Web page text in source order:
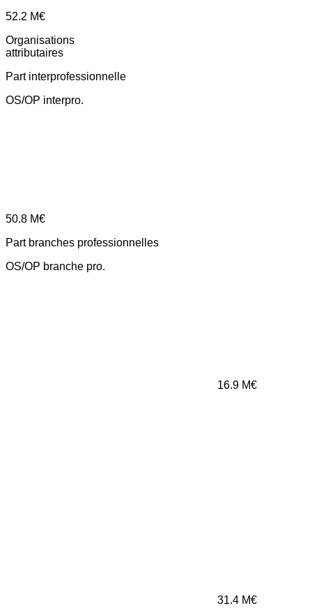
52.2 M€
Organisations
attributaires
Part interprofessionnelle
OS/OP interpro.
50.8 M€
Part branches professionnelles
OS/OP branche pro.
16.9 M€
31.4 M€